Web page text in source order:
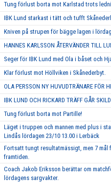
Tung förlust borta mot Karlstad trots
IBK Lund starkast i tätt och tufft
Kniven på strupen för bägge lagen i
HANNES KARLSSON ÅTERVÄNDER TILL
Seger för IBK Lund med Ola i båset och
Klar förlust mot Höllviken i Skånederbyt.
OLA PERSSON NY HUVUDTRÄNARE FÖR
IBK LUND OCH RICKARD TRÄFF GÅR
Tung förlust borta mot Partille!
Läget i truppen och mannen med plus i
Lindås lördagen 23/10 13.00 i Lerbäck
Fortsatt tungt resultatmässigt, men 7
framtiden.
Coach Jakob Eriksson berättar om
lördagens sargvakter.